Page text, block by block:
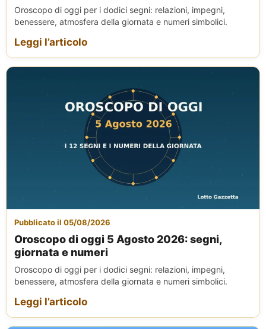
Oroscopo di oggi per i dodici segni: relazioni, impegni,
benessere, atmosfera della giornata e numeri simbolici.
Leggi l’articolo
Pubblicato il 05/08/2026
Oroscopo di oggi 5 Agosto 2026: segni,
giornata e numeri
Oroscopo di oggi per i dodici segni: relazioni, impegni,
benessere, atmosfera della giornata e numeri simbolici.
Leggi l’articolo